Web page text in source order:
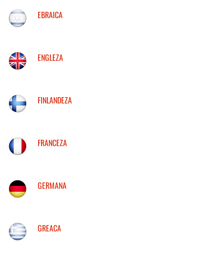
EBRAICA
ENGLEZA
FINLANDEZA
FRANCEZA
GERMANA
GREACA